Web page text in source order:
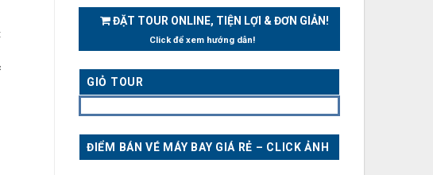
ĐẶT TOUR ONLINE, TIỆN LỢI & ĐƠN GIẢN!
Click để xem hướng dẫn!
GIỎ TOUR
ĐIỂM BÁN VÉ MÁY BAY GIÁ RẺ – CLICK ẢNH